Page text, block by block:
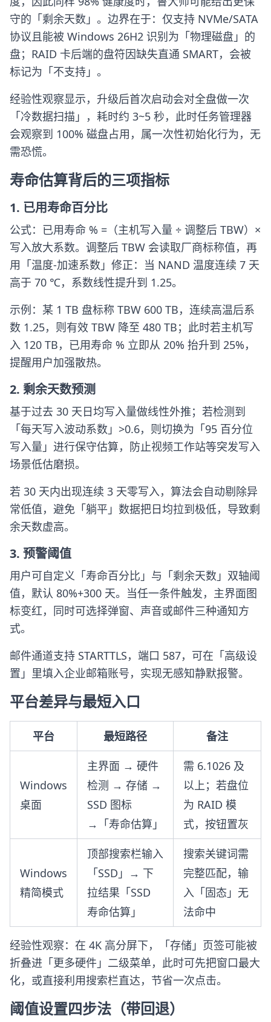
守的「剩余天数」。边界在于：仅支持 NVMe/SATA
协议且能被 Windows 26H2 识别为「物理磁盘」的
盘；RAID 卡后端的盘符因缺失直通 SMART，会被
标记为「不支持」。
经验性观察显示，升级后首次启动会对全盘做一次
「冷数据扫描」，耗时约 3~5 秒，此时任务管理器
会观察到 100% 磁盘占用，属一次性初始化行为，无
需恐慌。
寿命估算背后的三项指标
1. 已用寿命百分比
公式：已用寿命 % =（主机写入量 ÷ 调整后 TBW）×
写入放大系数。调整后 TBW 会读取厂商标称值，再
用「温度-加速系数」修正：当 NAND 温度连续 7 天
高于 70 ℃，系数线性提升到 1.25。
示例：某 1 TB 盘标称 TBW 600 TB，连续高温后系
数 1.25，则有效 TBW 降至 480 TB；此时若主机写
入 120 TB，已用寿命 % 立即从 20% 抬升到 25%，
提醒用户加强散热。
2. 剩余天数预测
基于过去 30 天日均写入量做线性外推；若检测到
「每天写入波动系数」>0.6，则切换为「95 百分位
写入量」进行保守估算，防止视频工作站等突发写入
场景低估磨损。
若 30 天内出现连续 3 天零写入，算法会自动剔除异
常低值，避免「躺平」数据把日均拉到极低，导致剩
余天数虚高。
3. 预警阈值
用户可自定义「寿命百分比」与「剩余天数」双轴阈
值，默认 80%+300 天。当任一条件触发，主界面图
标变红，同时可选择弹窗、声音或邮件三种通知方
式。
邮件通道支持 STARTTLS，端口 587，可在「高级设
置」里填入企业邮箱账号，实现无感知静默报警。
平台差异与最短入口
平台 最短路径 备注
Windows
桌面
主界面 → 硬件
检测 → 存储 →
SSD 图标
→「寿命估算」
需 6.1026 及
以上；若盘位
为 RAID 模
式，按钮置灰
Windows
精简模式
顶部搜索栏输入
「SSD」→ 下
拉结果「SSD
寿命估算」
搜索关键词需
完整匹配，输
入「固态」无
法命中
经验性观察：在 4K 高分屏下，「存储」页签可能被
折叠进「更多硬件」二级菜单，此时可先把窗口最大
化，或直接利用搜索栏直达，节省一次点击。
阈值设置四步法（带回退）